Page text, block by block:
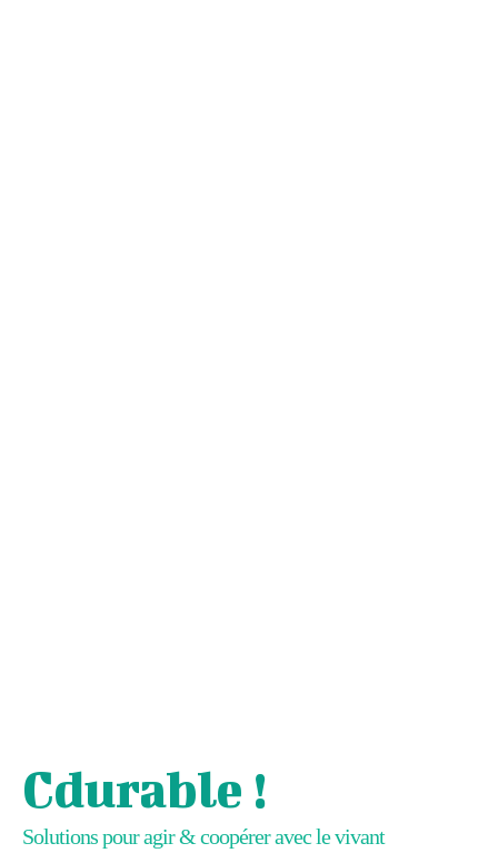
Cdurable !
Solutions pour agir & coopérer avec le vivant